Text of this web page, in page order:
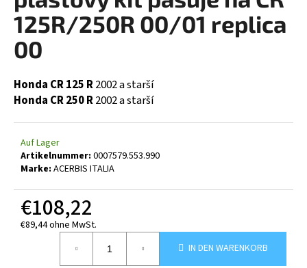
0,0
von
5
Sternen.
125R/250R 00/01 replica
00
Honda CR 125 R2002 a starší
Honda CR 250 R2002 a starší
Auf Lager
Artikelnummer: 0007579.553.990
Marke: ACERBIS ITALIA
€108,22
€89,44 ohne MwSt.
Verkaufspreis:
IN DEN WARENKORB
i
e
m
p
h